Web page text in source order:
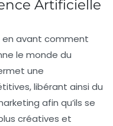
Artificielle
avant comment
le monde du
une
libérant ainsi du
afin qu’ils se
créatives et